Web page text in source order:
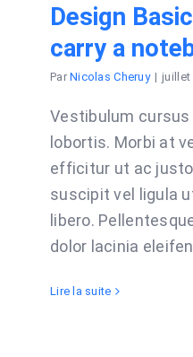
Design
carry a
ParNicolas Cheruy | juillet
Vestibulum cursus
lobortis. Morbi at
efficitur ut ac
suscipit vel ligula
libero.
dolor lacinia
Lire la suite